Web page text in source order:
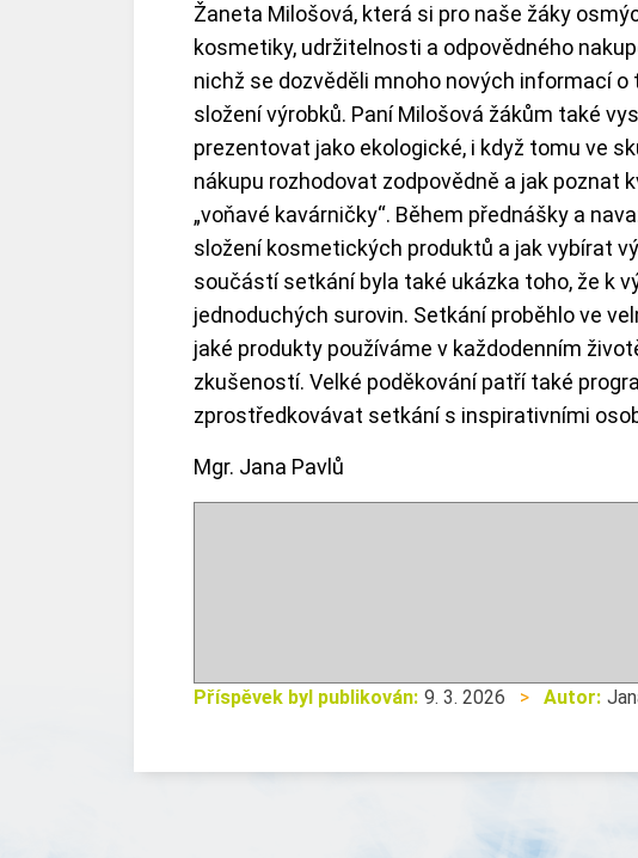
Žaneta Milošová, která si pro naše žáky
kosmetiky, udržitelnosti a odpovědného
nichž se dozvěděli mnoho nových informací
složení výrobků. Paní Milošová žákům také
prezentovat jako ekologické, i když tomu ve
nákupu rozhodovat zodpovědně a jak poznat
„voňavé kavárničky“. Během přednášky a
složení kosmetických produktů a jak vybírat
součástí setkání byla také ukázka toho, že k
jednoduchých surovin. Setkání proběhlo ve
jaké produkty používáme v každodenním
zkušeností. Velké poděkování patří také
zprostředkovávat setkání s inspirativními
Mgr. Jana Pavlů
Příspěvek byl publikován: 9. 3. 2026 > Autor: